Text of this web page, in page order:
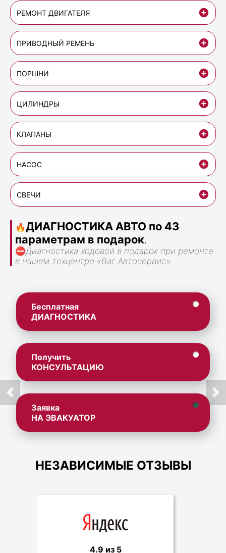
РЕМОНТ ДВИГАТЕЛЯ
ПРИВОДНЫЙ РЕМЕНЬ
ПОРШНИ
ЦИЛИНДРЫ
КЛАПАНЫ
НАСОС
СВЕЧИ
🔥ДИАГНОСТИКА АВТО по 43
параметрам в подарок.
⛔Диагностика ходовой в подарок при ремонте
в нашем техцентре «Ваг Автосервис».
Бесплатная
ДИАГНОСТИКА
Получить
КОНСУЛЬТАЦИЮ
Заявка
НА ЭВАКУАТОР
НЕЗАВИСИМЫЕ ОТЗЫВЫ
4.9 из 5